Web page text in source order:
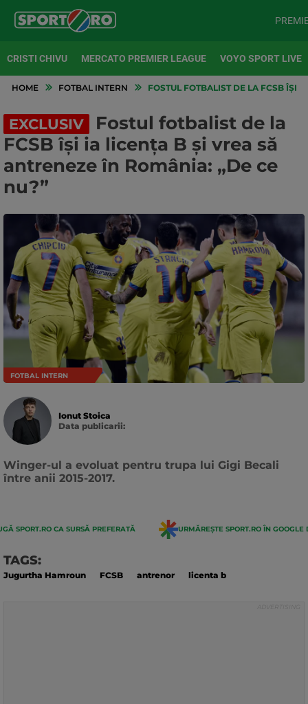
CRISTI CHIVU MERCATO PREMIER LEAGUE VOYO SPORT LIVE
HOME FOTBAL INTERN FOSTUL FOTBALIST DE LA FCSB ÎȘI
EXCLUSIV
Fostul fotbalist de la
FCSB își ia licența B și vrea să
antreneze în România: „De ce
nu?”
FOTBAL INTERN
Ionut Stoica
Data publicarii:
Winger-ul a evoluat pentru trupa lui Gigi Becali
între anii 2015-2017.
SPORT.RO CA SURSĂ PREFERATĂ URMĂREȘTE SPORT.RO ÎN GOOGLE
TAGS:
Jugurtha Hamroun FCSB antrenor licenta b